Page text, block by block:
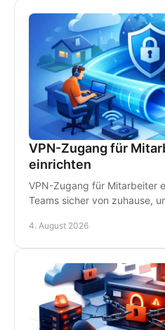
VPN-Zugang für
einrichten
VPN-Zugang für Mitarbeiter
Teams sicher von zuhause,
Support.
4. August 2026